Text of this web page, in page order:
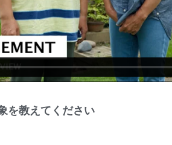
を教えてください